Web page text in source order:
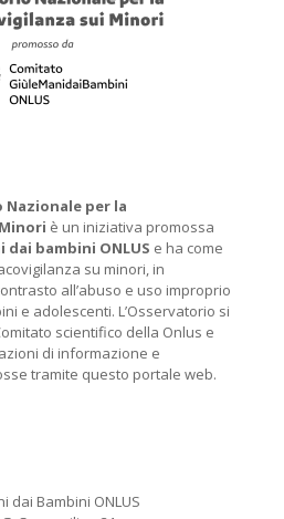
per la
è un iniziativa promossa
dai bambini ONLUS e ha come
su minori, in
all’abuso e uso improprio
e adolescenti. L’Osservatorio si
scientifico della Onlus e
di informazione e
tramite questo portale web.
dai Bambini ONLUS